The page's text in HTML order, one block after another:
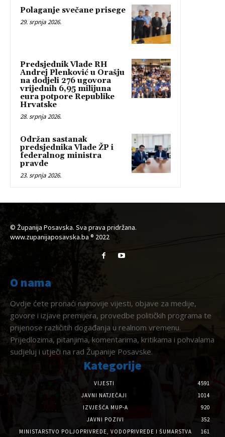
Polaganje svečane prisege
29. srpnja 2026.
Predsjednik Vlade RH
Andrej Plenković u Orašju
na dodjeli 276 ugovora
vrijednih 6,95 milijuna
eura potpore Republike
Hrvatske
28. srpnja 2026.
Održan sastanak
predsjednika Vlade ŽP i
federalnog ministra
pravde
23. srpnja 2026.
© Županija Posavska. Sva prava pridržana.
www.zupanijaposavska.ba ® 2022
O nama
Ovdje ćete pronaći najnovije vijesti, objave za medije,
govore i izjave premijera, provedbe političkih programa te
prijenose različitih događanja u realnom vremenu.
Prijedlozima, pitanjima, komentarima, kritikama i pohvalama
sudjeluj i utječi na rad Županije Posavske.
Kategorije
VIJESTI
4591
JAVNI NATJEČAJI
1014
IZVJEŠĆA MUP-A
920
JAVNI POZIVI
352
MINISTARSTVO POLJOPRIVREDE, VODOPRIVREDE I ŠUMARSTVA
161